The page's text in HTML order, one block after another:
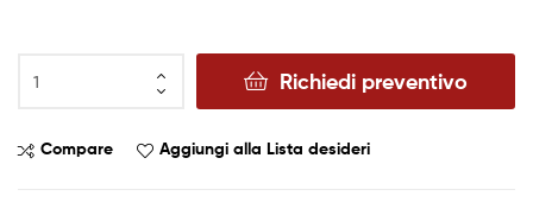
Richiedi preventivo
Compare Aggiungi alla Lista desideri